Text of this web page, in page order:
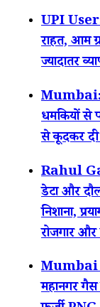
UPI
राहत, आम
ज्यादातर
Mumbai:
धमकियों से
से कूदकर दी
Rahul
डेटा और
निशाना,
रोजगार
Mumbai
महानगर